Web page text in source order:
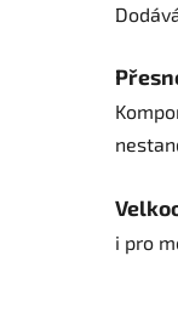
i pro